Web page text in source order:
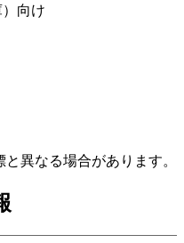
向け
異なる場合があります。